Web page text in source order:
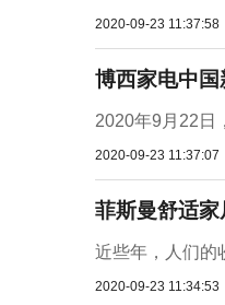
2020-09-23 11:37:58
博西家电中
2020年9月22日
2020-09-23 11:37:07
菲斯曼舒适
近些年，人们的
2020-09-23 11:34:53